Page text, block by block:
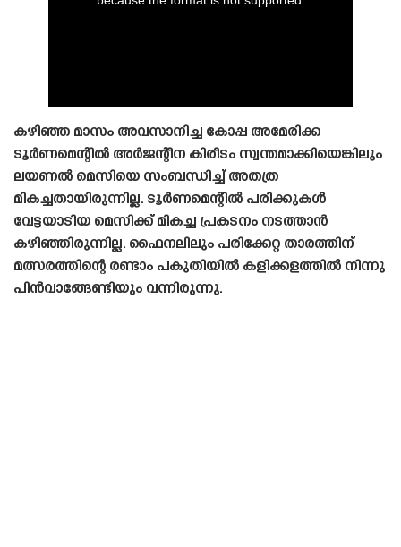
കഴിഞ്ഞ മാസം അവസാനിച്ച കോപ്പ അമേരിക്ക
ടൂർണമെന്റിൽ അർജന്റീന കിരീടം സ്വന്തമാക്കിയെങ്കിലും
ലയണൽ മെസിയെ സംബന്ധിച്ച് അതത്ര
മികച്ചതായിരുന്നില്ല. ടൂർണമെന്റിൽ പരിക്കുകൾ
വേട്ടയാടിയ മെസിക്ക് മികച്ച പ്രകടനം നടത്താൻ
കഴിഞ്ഞിരുന്നില്ല. ഫൈനലിലും പരിക്കേറ്റ താരത്തിന്
മത്സരത്തിന്റെ രണ്ടാം പകുതിയിൽ കളിക്കളത്തിൽ നിന്നു
പിൻവാങ്ങേണ്ടിയും വന്നിരുന്നു.